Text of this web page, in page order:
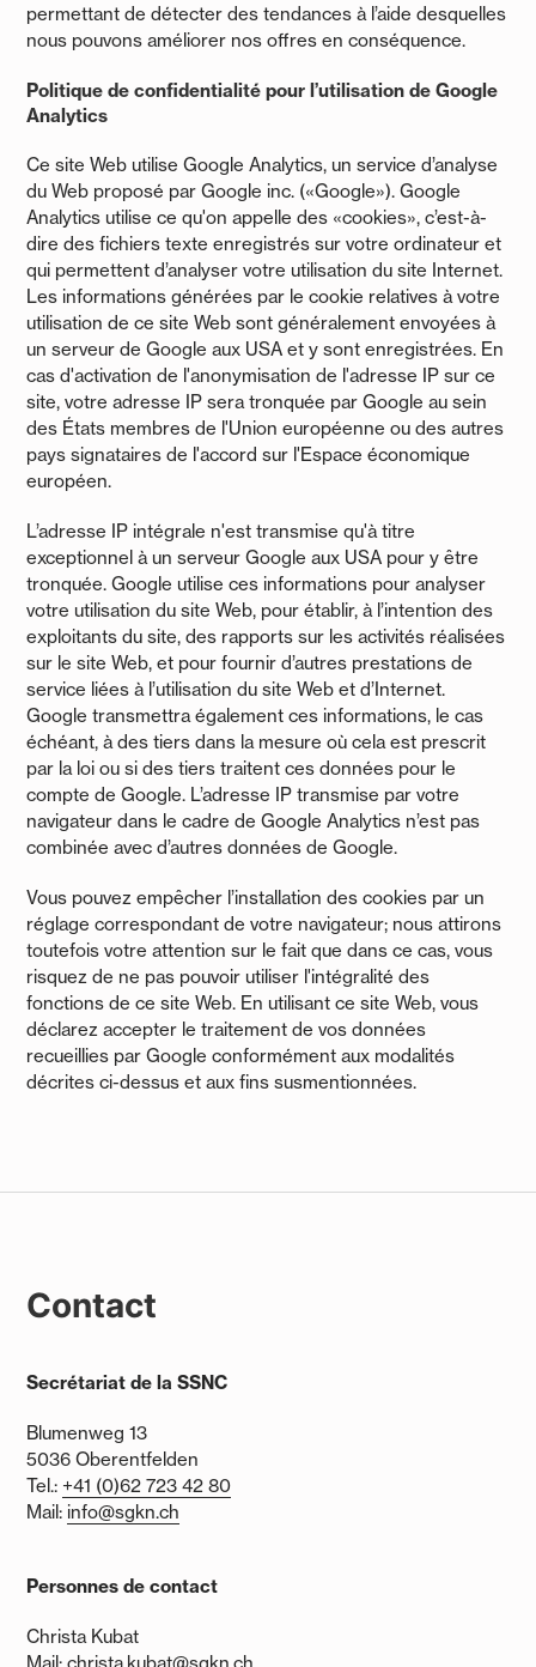
permettant de détecter des tendances à l’aide desquelles
nous pouvons améliorer nos offres en conséquence.
Politique de confidentialité pour l’utilisation de Google
Analytics
Ce site Web utilise Google Analytics, un service d’analyse
du Web proposé par Google inc. («Google»). Google
Analytics utilise ce qu'on appelle des «cookies», c’est-à-
dire des fichiers texte enregistrés sur votre ordinateur et
qui permettent d’analyser votre utilisation du site Internet.
Les informations générées par le cookie relatives à votre
utilisation de ce site Web sont généralement envoyées à
un serveur de Google aux USA et y sont enregistrées. En
cas d'activation de l'anonymisation de l'adresse IP sur ce
site, votre adresse IP sera tronquée par Google au sein
des États membres de l'Union européenne ou des autres
pays signataires de l'accord sur l'Espace économique
européen.
L’adresse IP intégrale n'est transmise qu'à titre
exceptionnel à un serveur Google aux USA pour y être
tronquée. Google utilise ces informations pour analyser
votre utilisation du site Web, pour établir, à l’intention des
exploitants du site, des rapports sur les activités réalisées
sur le site Web, et pour fournir d’autres prestations de
service liées à l’utilisation du site Web et d’Internet.
Google transmettra également ces informations, le cas
échéant, à des tiers dans la mesure où cela est prescrit
par la loi ou si des tiers traitent ces données pour le
compte de Google. L’adresse IP transmise par votre
navigateur dans le cadre de Google Analytics n’est pas
combinée avec d’autres données de Google.
Vous pouvez empêcher l’installation des cookies par un
réglage correspondant de votre navigateur; nous attirons
toutefois votre attention sur le fait que dans ce cas, vous
risquez de ne pas pouvoir utiliser l'intégralité des
fonctions de ce site Web. En utilisant ce site Web, vous
déclarez accepter le traitement de vos données
recueillies par Google conformément aux modalités
décrites ci-dessus et aux fins susmentionnées.
Contact
Secrétariat de la SSNC
Blumenweg 13
5036 Oberentfelden
Tel.: +41 (0)62 723 42 80
Mail: info@sgkn.ch
Personnes de contact
Christa Kubat